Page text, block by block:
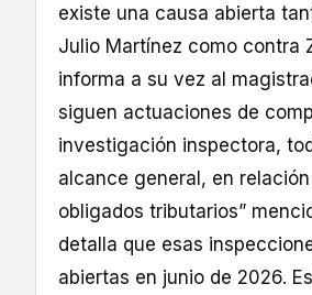
existe una causa abierta
Julio Martínez como contra
informa a su vez al
siguen actuaciones de
investigación inspectora,
alcance general, en
obligados tributarios”
detalla que esas
abiertas en junio de 2026.